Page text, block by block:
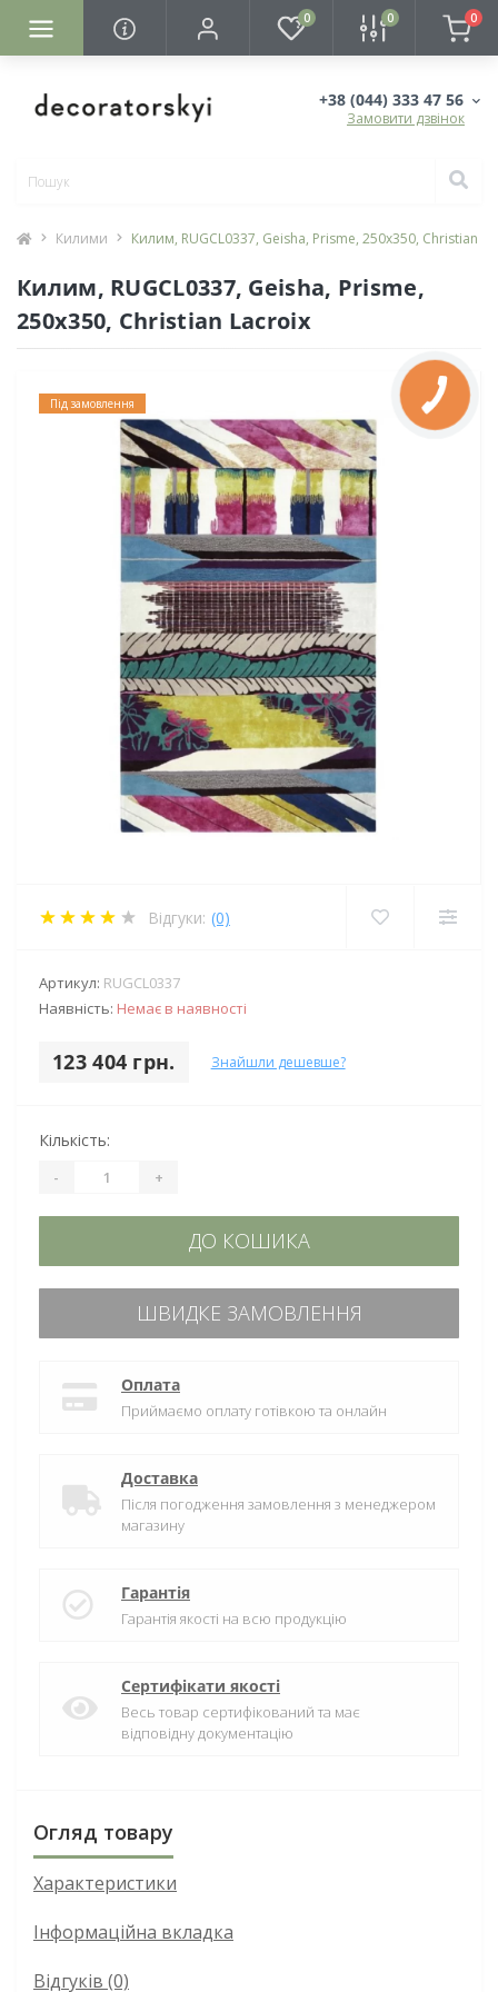
0 0 0
+38 (044) 333 47 56
Замовити дзвінок
Килими Килим, RUGCL0337, Geisha, Prisme, 250х350, Christian
Килим, RUGCL0337, Geisha, Prisme,
250х350, Christian Lacroix
Під замовлення
Відгуки: (0)
Артикул: RUGCL0337
Наявність: Немає в наявності
123 404 грн. Знайшли дешевше?
Кількість:
- +
ДО КОШИКА
ШВИДКЕ ЗАМОВЛЕННЯ
Оплата
Приймаємо оплату готівкою та онлайн
Доставка
Після погодження замовлення з менеджером
магазину
Гарантія
Гарантія якості на всю продукцію
Сертифікати якості
Весь товар сертифікований та має
відповідну документацію
Огляд товару
Характеристики
Інформаційна вкладка
Відгуків (0)